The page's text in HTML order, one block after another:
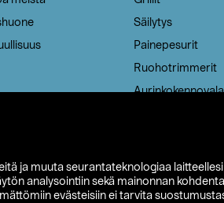
ja muuta seurantateknologiaa laitteellesi
analysointiin sekä mainonnan
evästeisiin ei tarvita
Säilytys
Painepesurit
Ruohotrimmerit